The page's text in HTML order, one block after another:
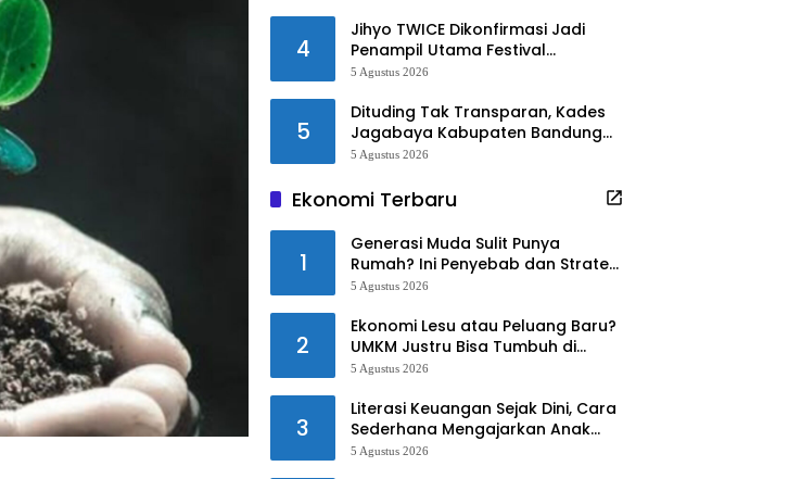
4
Jihyo TWICE Dikonfirmasi Jadi
Penampil Utama Festival
Waterbomb Kaohsiung
5 Agustus 2026
5
Dituding Tak Transparan, Kades
Jagabaya Kabupaten Bandung
Angkat Bicara
5 Agustus 2026
Ekonomi Terbaru
1
Generasi Muda Sulit Punya
Rumah? Ini Penyebab dan Strategi
Mengatasinya
5 Agustus 2026
2
Ekonomi Lesu atau Peluang Baru?
UMKM Justru Bisa Tumbuh di
Tengah Ketidakpastian
5 Agustus 2026
3
Literasi Keuangan Sejak Dini, Cara
Sederhana Mengajarkan Anak
Mengelola Uang
5 Agustus 2026